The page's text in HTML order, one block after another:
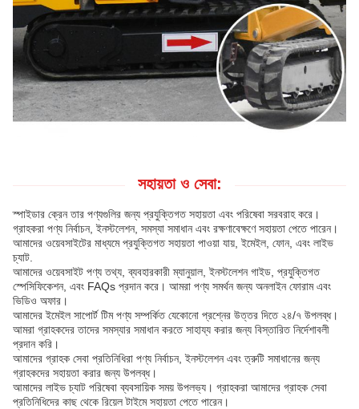
সহায়তা ও সেবা:
স্পাইডার ক্রেন তার পণ্যগুলির জন্য প্রযুক্তিগত সহায়তা এবং পরিষেবা সরবরাহ করে।
গ্রাহকরা পণ্য নির্বাচন, ইনস্টলেশন, সমস্যা সমাধান এবং রক্ষণাবেক্ষণে সহায়তা পেতে পারেন।
আমাদের ওয়েবসাইটের মাধ্যমে প্রযুক্তিগত সহায়তা পাওয়া যায়, ইমেইল, ফোন, এবং লাইভ
চ্যাট.
আমাদের ওয়েবসাইট পণ্য তথ্য, ব্যবহারকারী ম্যানুয়াল, ইনস্টলেশন গাইড, প্রযুক্তিগত
স্পেসিফিকেশন, এবং FAQs প্রদান করে। আমরা পণ্য সমর্থন জন্য অনলাইন ফোরাম এবং
ভিডিও অফার।
আমাদের ইমেইল সাপোর্ট টিম পণ্য সম্পর্কিত যেকোনো প্রশ্নের উত্তর দিতে ২৪/৭ উপলব্ধ।
আমরা গ্রাহকদের তাদের সমস্যার সমাধান করতে সাহায্য করার জন্য বিস্তারিত নির্দেশাবলী
প্রদান করি।
আমাদের গ্রাহক সেবা প্রতিনিধিরা পণ্য নির্বাচন, ইনস্টলেশন এবং ত্রুটি সমাধানের জন্য
গ্রাহকদের সহায়তা করার জন্য উপলব্ধ।
আমাদের লাইভ চ্যাট পরিষেবা ব্যবসায়িক সময় উপলভ্য। গ্রাহকরা আমাদের গ্রাহক সেবা
প্রতিনিধিদের কাছ থেকে রিয়েল টাইমে সহায়তা পেতে পারেন।